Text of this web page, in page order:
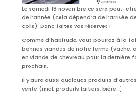
Le samedi 18 novembre ce sera peut-
de l’année (cela dépendra de l’arrivée
colis). Donc faites vos réserves !
Comme d’habitude, vous pourrez à la
bonnes viandes de notre ferme (vache,
en viande de chevreau pour la dernière
prochain.
Il y aura aussi quelques produits
vente (miel, produits laitiers, bière…)